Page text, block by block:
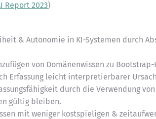
Report 2023)
& Autonomie in KI-Systemen durch
von Domänenwissen zu
Erfassung leicht interpretierbarer
durch die Verwendung
gültig bleiben.
mit weniger kostspieligen &